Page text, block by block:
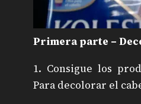
Primera parte –
1. Consigue los
Para decolorar el